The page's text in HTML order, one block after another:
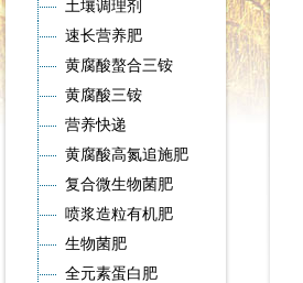
土壤调理剂
速长营养肥
黄腐酸螯合三铵
黄腐酸三铵
营养快递
黄腐酸高氮追施肥
复合微生物菌肥
喷浆造粒有机肥
生物菌肥
全元素蛋白肥